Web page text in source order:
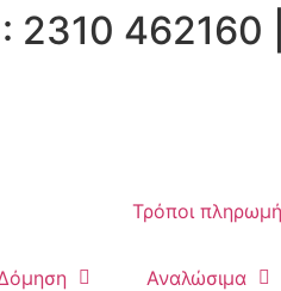
: 2310
Τρόποι
Αναλώσιμα